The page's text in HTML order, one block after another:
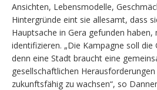
Ansichten, Lebensmodelle,
Hintergründe eint sie allesamt, dass
Hauptsache in Gera gefunden haben,
identifizieren. „Die Kampagne soll
denn eine Stadt braucht eine
gesellschaftlichen
zukunftsfähig zu wachsen“, so